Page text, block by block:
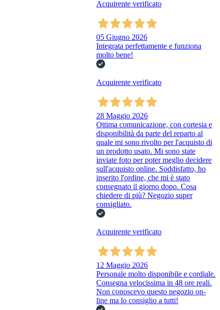
Acquirente verificato
05 Giugno 2026
Integrata perfettamente e funziona
molto bene!
Acquirente verificato
28 Maggio 2026
Ottima comunicazione, con cortesia e
disponibilità da parte del reparto al
quale mi sono rivolto per l'acquisto di
un prodotto usato. Mi sono state
inviate foto per poter meglio decidere
sull'acquisto online. Soddisfatto, ho
inserito l'ordine, che mi è stato
consegnato il giorno dopo. Cosa
chiedere di più? Negozio super
consigliato.
Acquirente verificato
12 Maggio 2026
Personale molto disponibile e cordiale.
Consegna velocissima in 48 ore reali.
Non conoscevo questo negozio on-
line ma lo consiglio a tutti!